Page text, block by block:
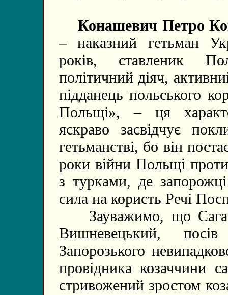
Конашевич Петро
– наказний гетьман
років, ставленик
політичний діяч,
підданець польського
Польщі», – ця
яскраво засвідчує
гетьманстві, бо він
роки війни Польщі
з турками, де
сила на користь Речі
Зауважимо, що
Вишневецький,
Запорозького
провідника козаччини
стривожений зростом